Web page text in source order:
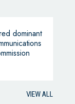
dominant
VIEW ALL